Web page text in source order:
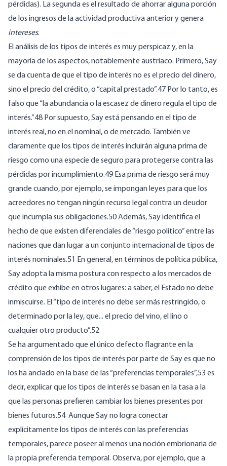
pérdidas). La segunda es el resultado de ahorrar alguna porción
de los ingresos de la actividad productiva anterior y genera
intereses.
El análisis de los tipos de interés es muy perspicaz y, en la
mayoría de los aspectos, notablemente austriaco. Primero, Say
se da cuenta de que el tipo de interés no es el precio del dinero,
sino el precio del crédito, o “capital prestado”.47 Por lo tanto, es
falso que “la abundancia o la escasez de dinero regula el tipo de
interés.”48 Por supuesto, Say está pensando en el tipo de
interés real, no en el nominal, o de mercado. También ve
claramente que los tipos de interés incluirán alguna prima de
riesgo como una especie de seguro para protegerse contra las
pérdidas por incumplimiento.49 Esa prima de riesgo será muy
grande cuando, por ejemplo, se impongan leyes para que los
acreedores no tengan ningún recurso legal contra un deudor
que incumpla sus obligaciones.50 Además, Say identifica el
hecho de que existen diferenciales de “riesgo político” entre las
naciones que dan lugar a un conjunto internacional de tipos de
interés nominales.51 En general, en términos de política pública,
Say adopta la misma postura con respecto a los mercados de
crédito que exhibe en otros lugares: a saber, el Estado no debe
inmiscuirse. El “tipo de interés no debe ser más restringido, o
determinado por la ley, que... el precio del vino, el lino o
cualquier otro producto”.52
Se ha argumentado que el único defecto flagrante en la
comprensión de los tipos de interés por parte de Say es que no
los ha anclado en la base de las “preferencias temporales”,53 es
decir, explicar que los tipos de interés se basan en la tasa a la
que las personas prefieren cambiar los bienes presentes por
bienes futuros.54 Aunque Say no logra conectar
explícitamente los tipos de interés con las preferencias
temporales, parece poseer al menos una noción embrionaria de
la propia preferencia temporal. Observa, por ejemplo, que a